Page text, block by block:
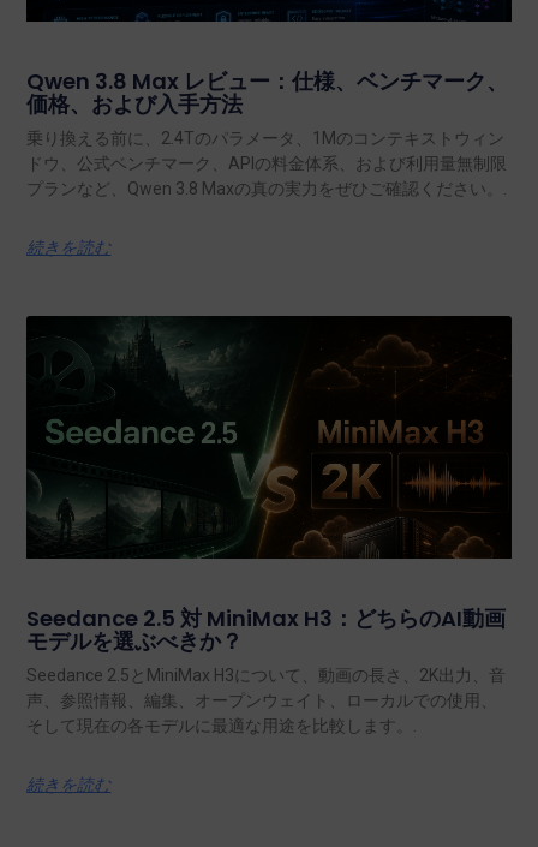
Qwen 3.8 Max レビュー：仕様、ベンチマーク、
価格、および入手方法
乗り換える前に、2.4Tのパラメータ、1Mのコンテキストウィン
ドウ、公式ベンチマーク、APIの料金体系、および利用量無制限
プランなど、Qwen 3.8 Maxの真の実力をぜひご確認ください。.
続きを読む
Seedance 2.5 対 MiniMax H3：どちらのAI動画
モデルを選ぶべきか？
Seedance 2.5とMiniMax H3について、動画の長さ、2K出力、音
声、参照情報、編集、オープンウェイト、ローカルでの使用、
そして現在の各モデルに最適な用途を比較します。.
続きを読む